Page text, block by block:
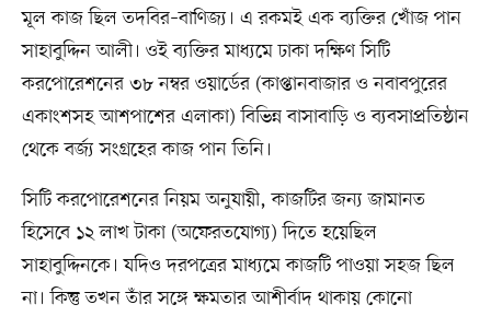
মূল কাজ ছিল তদবির–বাণিজ্য। এ রকমই এক ব্যক্তির খোঁজ পান
সাহাবুদ্দিন আলী। ওই ব্যক্তির মাধ্যমে ঢাকা দক্ষিণ সিটি
করপোরেশনের ৩৮ নম্বর ওয়ার্ডের (কাপ্তানবাজার ও নবাবপুরের
একাংশসহ আশপাশের এলাকা) বিভিন্ন বাসাবাড়ি ও ব্যবসাপ্রতিষ্ঠান
থেকে বর্জ্য সংগ্রহের কাজ পান তিনি।
সিটি করপোরেশনের নিয়ম অনুযায়ী, কাজটির জন্য জামানত
হিসেবে ১২ লাখ টাকা (অফেরতযোগ্য) দিতে হয়েছিল
সাহাবুদ্দিনকে। যদিও দরপত্রের মাধ্যমে কাজটি পাওয়া সহজ ছিল
না। কিন্তু তখন তাঁর সঙ্গে ক্ষমতার আশীর্বাদ থাকায় কোনো